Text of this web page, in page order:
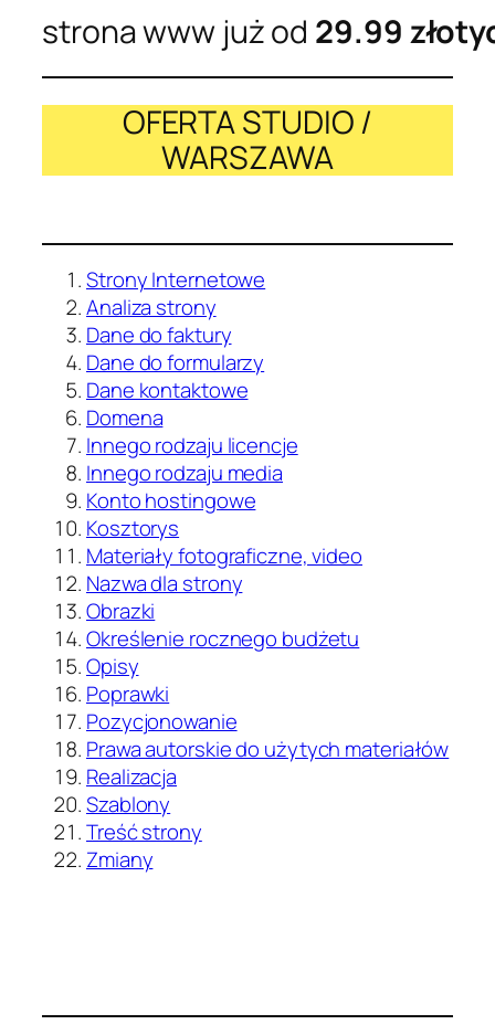
strona www już od 29.99
OFERTA STUDIO /
WARSZAWA
Strony Internetowe
Analiza strony
Dane do faktury
Dane do formularzy
Dane kontaktowe
Domena
Innego rodzaju licencje
Innego rodzaju media
Konto hostingowe
Kosztorys
Materiały fotograficzne, video
Nazwa dla strony
Obrazki
Określenie rocznego budżetu
Opisy
Poprawki
Pozycjonowanie
Prawa autorskie do użytych materiałów
Realizacja
Szablony
Treść strony
Zmiany